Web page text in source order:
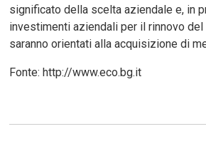
significato della scelta aziendale e, in
investimenti aziendali per il rinnovo
saranno orientati alla acquisizione di
Fonte: http://www.eco.bg.it